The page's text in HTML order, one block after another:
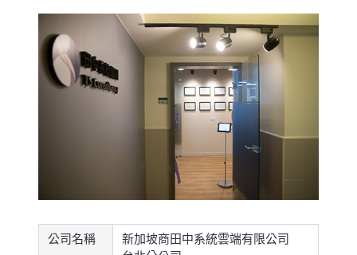
公司名稱
新加坡商田中系統雲端有限公司